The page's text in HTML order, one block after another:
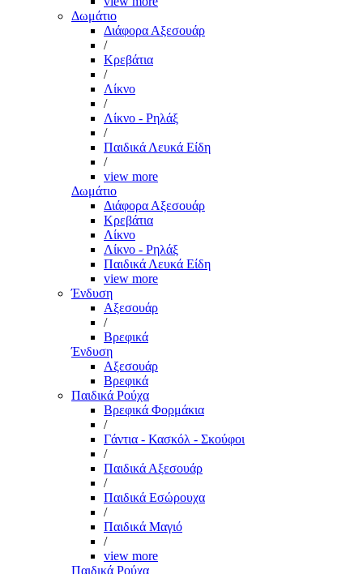
Δωμάτιο
Διάφορα Αξεσουάρ
/
Κρεβάτια
/
Λίκνο
/
Λίκνο - Ρηλάξ
/
Παιδικά Λευκά Είδη
/
view more
Δωμάτιο
Διάφορα Αξεσουάρ
Κρεβάτια
Λίκνο
Λίκνο - Ρηλάξ
Παιδικά Λευκά Είδη
view more
Ένδυση
Αξεσουάρ
/
Βρεφικά
Ένδυση
Αξεσουάρ
Βρεφικά
Παιδικά Ρούχα
Βρεφικά Φορμάκια
/
Γάντια - Κασκόλ - Σκούφοι
/
Παιδικά Αξεσουάρ
/
Παιδικά Εσώρουχα
/
Παιδικά Μαγιό
/
view more
Παιδικά Ρούχα